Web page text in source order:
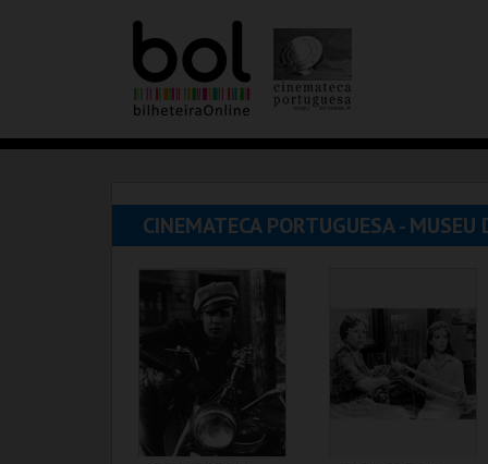
CINEMATECA PORTUGUESA - MUSEU